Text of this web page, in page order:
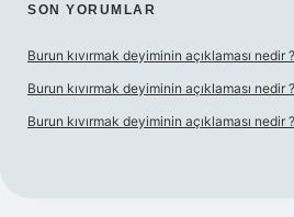
SON YORUMLAR
Burun kıvırmak deyiminin açıklaması nedir ?
Burun kıvırmak deyiminin açıklaması nedir ?
Burun kıvırmak deyiminin açıklaması nedir ?